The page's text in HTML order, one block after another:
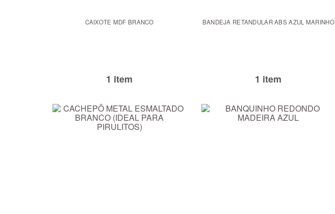
CAIXOTE MDF BRANCO
1 item
BANDEJA RETANDULAR ABS AZUL MARINHO
1 item